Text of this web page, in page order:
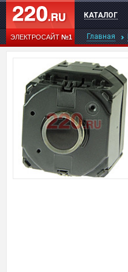
ЭЛЕКТРОСАЙТ№1
КАТАЛОГ
Главная